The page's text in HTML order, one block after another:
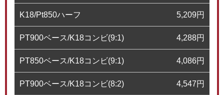
K18/Pt850ハーフ 5,209円
PT900ベース/K18コンビ(9:1) 4,288円
PT850ベース/K18コンビ(9:1) 4,086円
PT900ベース/K18コンビ(8:2) 4,547円